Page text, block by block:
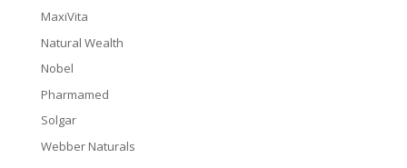
MaxiVita
Natural Wealth
Nobel
Pharmamed
Solgar
Webber Naturals